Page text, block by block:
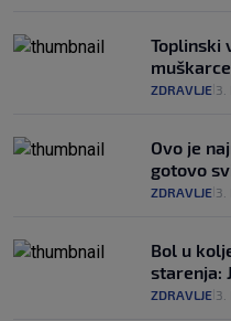
Toplinski
ZDRAVLJE 3.
Ovo je
gotovo
ZDRAVLJE 3.
Bol u
starenja:
ZDRAVLJE 3.